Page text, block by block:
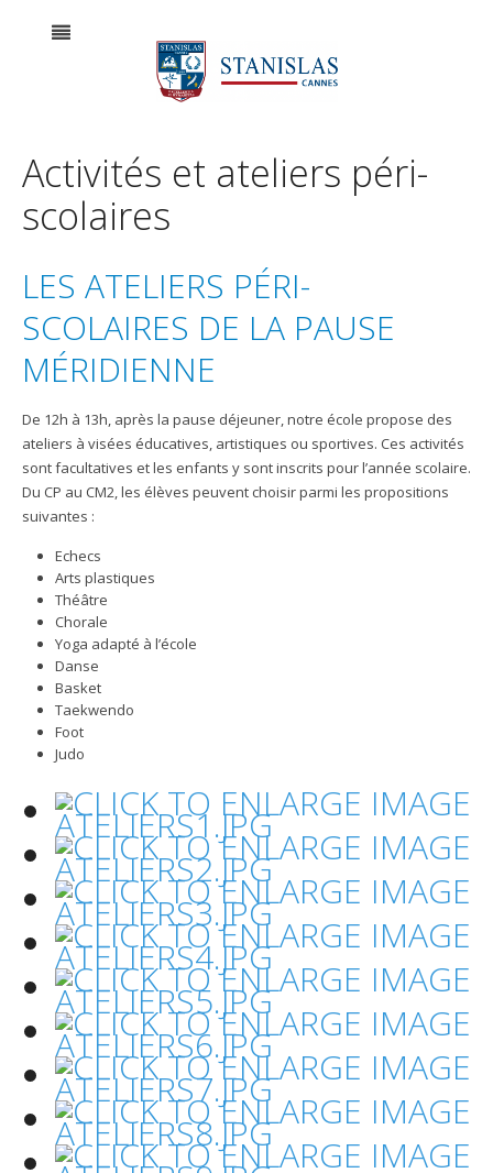
Activités et ateliers péri-
scolaires
LES ATELIERS PÉRI-
SCOLAIRES DE LA PAUSE
MÉRIDIENNE
De 12h à 13h, après la pause déjeuner, notre école propose des
ateliers à visées éducatives, artistiques ou sportives. Ces activités
sont facultatives et les enfants y sont inscrits pour l’année scolaire.
Du CP au CM2, les élèves peuvent choisir parmi les propositions
suivantes :
Echecs
Arts plastiques
Théâtre
Chorale
Yoga adapté à l’école
Danse
Basket
Taekwendo
Foot
Judo